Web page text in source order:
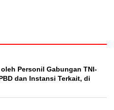
Personil Gabungan TNI-
dan Instansi Terkait, di